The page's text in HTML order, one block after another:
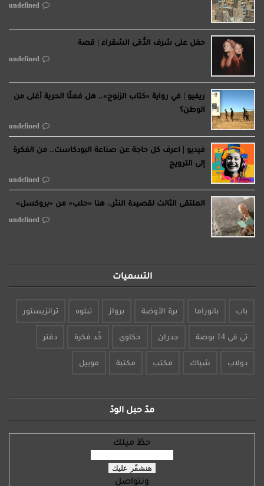
undefined
حفل على شرف الدُّمَى الشقراء | قصة
undefined
ريفيو | في رواية «كتاب الزنوج».. هل فعلًا الحرية أغلى من
الوطن؟
undefined
فيديو | اعرف كل حاجة عن صناعة البودكاست.. من الفكرة
إلى الترويج
undefined
الملتقى الثالث لقصيدة النثر.. هنا «حلب» من «بروكسل»
undefined
التسميات
باب بانوراما برة الأوضة برواز تبلوه ترانزيستور
تي في 14 بوصة جدران حكاوي خُد فكرة دفتر
دولاب شباك مكتب مكتبة موبيل
مدّ حبل الودّ
حطّ ميلك
ونتواصل